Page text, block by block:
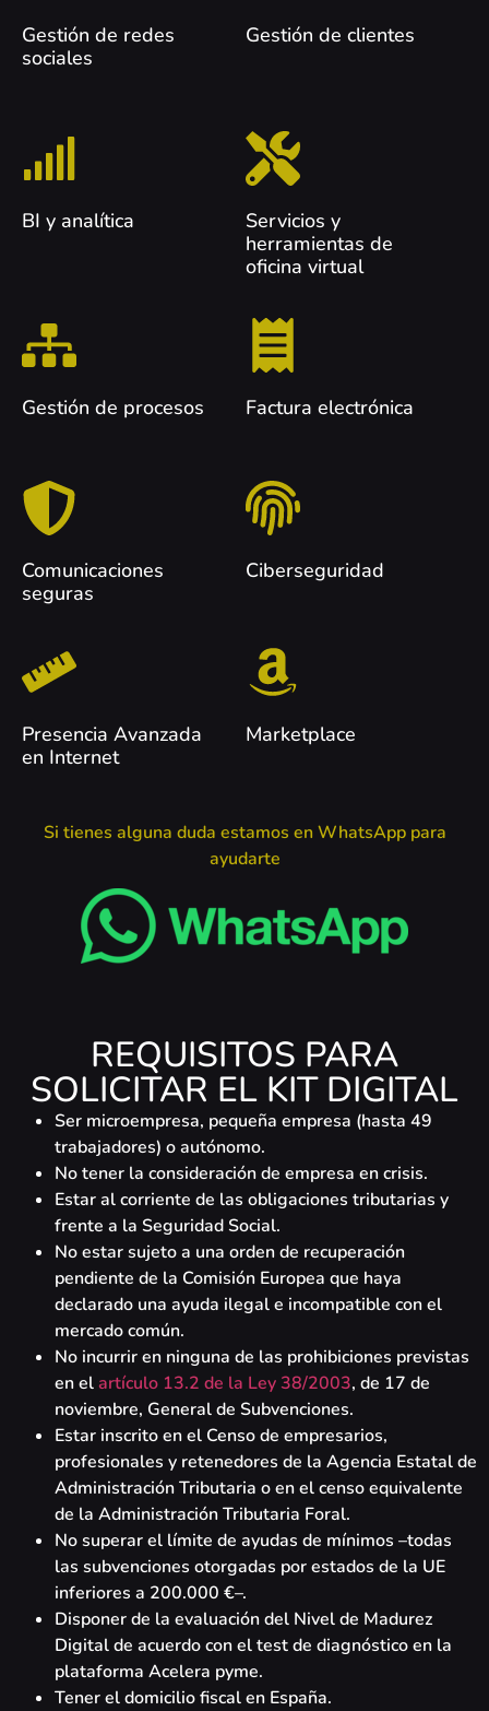
Gestión de redes
sociales
Gestión de clientes
BI y analítica
Servicios y
herramientas de
oficina virtual
Gestión de procesos Factura electrónica
Comunicaciones
seguras
Ciberseguridad
Presencia Avanzada
en Internet
Marketplace
Si tienes alguna duda estamos en WhatsApp para
ayudarte
REQUISITOS PARA
SOLICITAR EL KIT DIGITAL
Ser microempresa, pequeña empresa (hasta 49
trabajadores) o autónomo.
No tener la consideración de empresa en crisis.
Estar al corriente de las obligaciones tributarias y
frente a la Seguridad Social.
No estar sujeto a una orden de recuperación
pendiente de la Comisión Europea que haya
declarado una ayuda ilegal e incompatible con el
mercado común.
No incurrir en ninguna de las prohibiciones previstas
en elartículo 13.2 de la Ley 38/2003, de 17 de
noviembre, General de Subvenciones.
Estar inscrito en el Censo de empresarios,
profesionales y retenedores de la Agencia Estatal de
Administración Tributaria o en el censo equivalente
de la Administración Tributaria Foral.
No superar el límite de ayudas de mínimos –todas
las subvenciones otorgadas por estados de la UE
inferiores a 200.000 €–.
Disponer de la evaluación del Nivel de Madurez
Digital de acuerdo con el test de diagnóstico en la
plataforma Acelera pyme.
Tener el domicilio fiscal en España.